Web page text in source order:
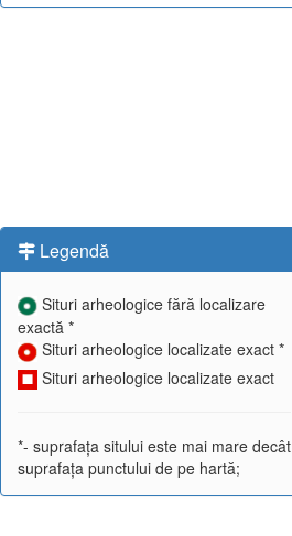
Legendă
Situri arheologice fără localizare
exactă *
Situri arheologice localizate exact *
Situri arheologice localizate exact
*- suprafața sitului este mai mare decât
suprafața punctului de pe hartă;